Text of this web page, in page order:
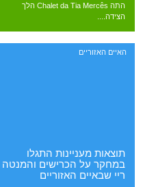
התה Chalet da Tia Mercês הלך
הצידה....
האיים האזוריים
תוצאות מעניינות התגלו
במחקר על הכרישים והמנטה
ריי שבאיים האזוריים